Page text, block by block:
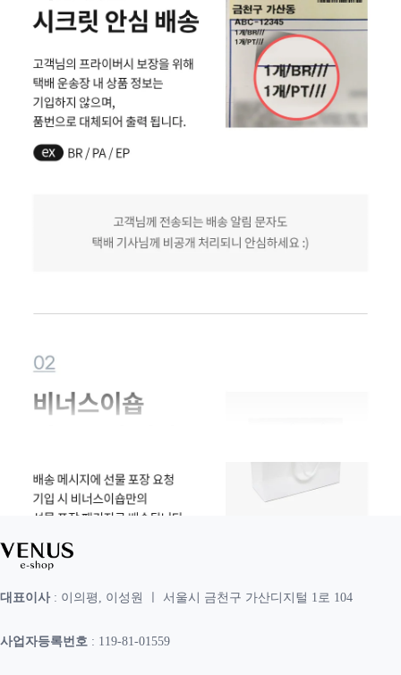
대표이사: 이의평, 이성원 ㅣ 서울시 금천구 가산디지털 1로 104
사업자등록번호 : 119-81-01559